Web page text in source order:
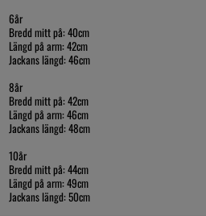
6år
Bredd mitt på: 40cm
Längd på arm: 42cm
Jackans längd: 46cm
8år
Bredd mitt på: 42cm
Längd på arm: 46cm
Jackans längd: 48cm
10år
Bredd mitt på: 44cm
Längd på arm: 49cm
Jackans längd: 50cm